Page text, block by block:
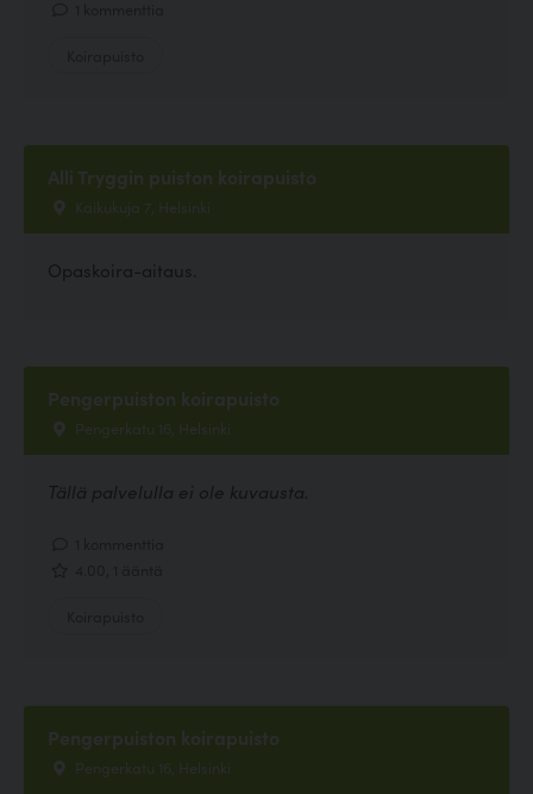
Alli Tryggin puiston koirapuisto
Kaikukuja 7, Helsinki
Opaskoira-aitaus.
Pengerpuiston koirapuisto
Pengerkatu 16, Helsinki
Tällä palvelulla ei ole kuvausta.
Pengerpuiston koirapuisto
Pengerkatu 16, Helsinki